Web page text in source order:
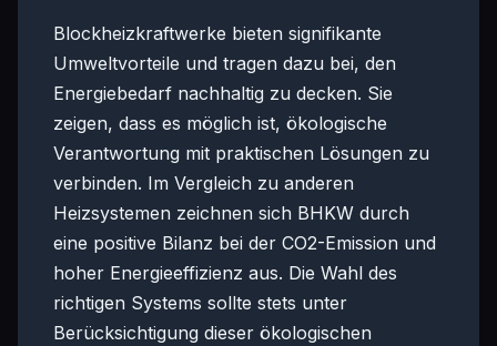
Blockheizkraftwerke bieten signifikante
Umweltvorteile und tragen dazu bei, den
Energiebedarf nachhaltig zu decken. Sie
zeigen, dass es möglich ist, ökologische
Verantwortung mit praktischen Lösungen zu
verbinden. Im Vergleich zu anderen
Heizsystemen zeichnen sich BHKW durch
eine positive Bilanz bei der CO2-Emission und
hoher Energieeffizienz aus. Die Wahl des
richtigen Systems sollte stets unter
Berücksichtigung dieser ökologischen